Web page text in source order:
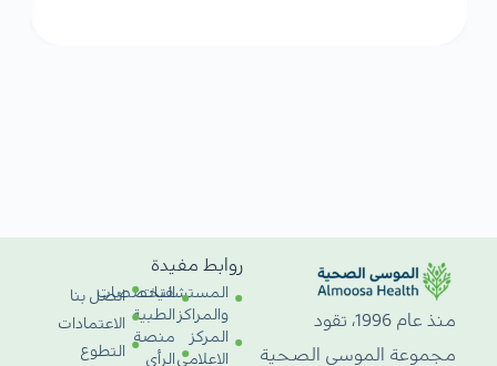
منذ عام 1996، تقود
مجموعة الموسى الصحية
روابط مفيدة
المستشفيات
والمراكز
المركز
الاعلامي
التخصصات
الطبية
منصة
الرأي
اتصل بنا
الاعتمادات
التطوع